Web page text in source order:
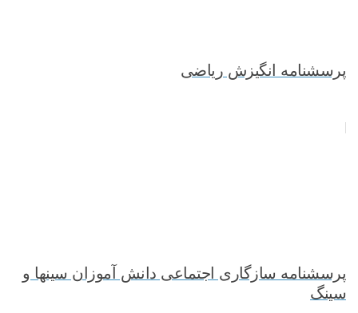
پرسشنامه انگیزش ریاضی
پرسشنامه سازگاری اجتماعی دانش آموزان سینها و
سینگ